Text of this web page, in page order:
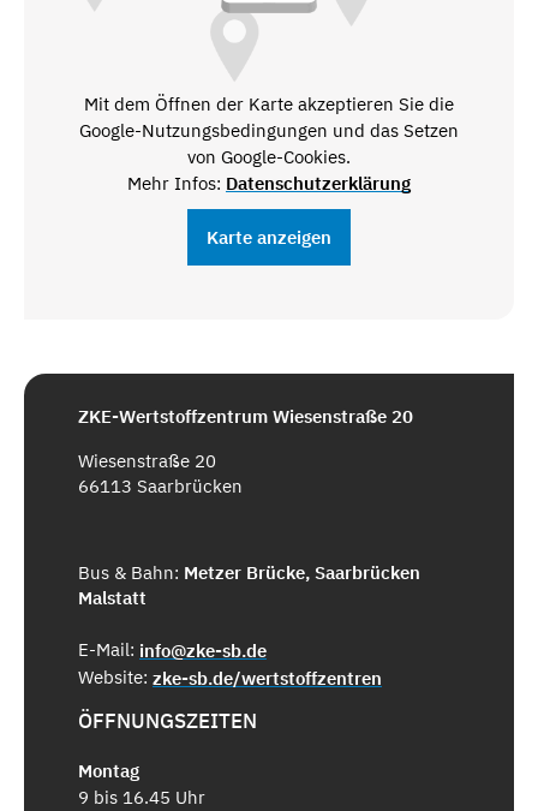
Mit dem Öffnen der Karte akzeptieren Sie die
Google-Nutzungsbedingungen und das Setzen
von Google-Cookies.
Mehr Infos: Datenschutzerklärung
Karte anzeigen
ZKE-Wertstoffzentrum Wiesenstraße 20
Wiesenstraße 20
66113 Saarbrücken
Bus & Bahn: Metzer Brücke, Saarbrücken
Malstatt
E-Mail: info@zke-sb.de
Website: zke-sb.de/wertstoffzentren
ÖFFNUNGSZEITEN
Montag
9 bis 16.45 Uhr